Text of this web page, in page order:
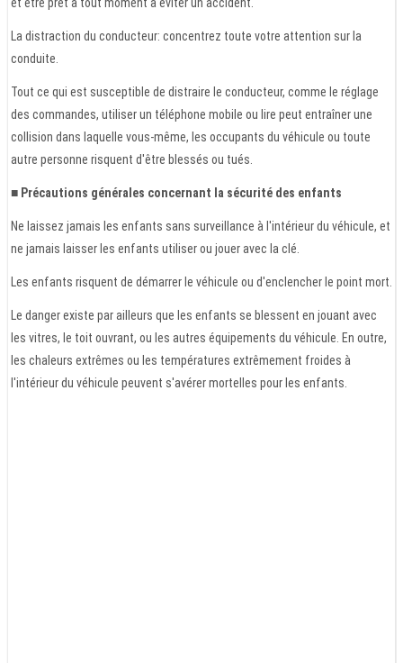
La distraction du conducteur: concentrez toute votre attention sur la
conduite.
Tout ce qui est susceptible de distraire le conducteur, comme le réglage
des commandes, utiliser un téléphone mobile ou lire peut entraîner une
collision dans laquelle vous-même, les occupants du véhicule ou toute
autre personne risquent d'être blessés ou tués.
■ Précautions générales concernant la sécurité des enfants
Ne laissez jamais les enfants sans surveillance à l'intérieur du véhicule, et
ne jamais laisser les enfants utiliser ou jouer avec la clé.
Les enfants risquent de démarrer le véhicule ou d'enclencher le point mort.
Le danger existe par ailleurs que les enfants se blessent en jouant avec
les vitres, le toit ouvrant, ou les autres équipements du véhicule. En outre,
les chaleurs extrêmes ou les températures extrêmement froides à
l'intérieur du véhicule peuvent s'avérer mortelles pour les enfants.